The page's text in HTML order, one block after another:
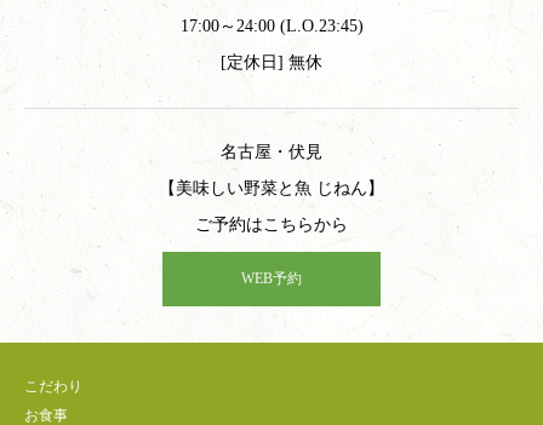
17:00～24:00 (L.O.23:45)
[定休日] 無休
名古屋・伏見
【美味しい野菜と魚 じねん】
ご予約はこちらから
WEB予約
こだわり
お食事